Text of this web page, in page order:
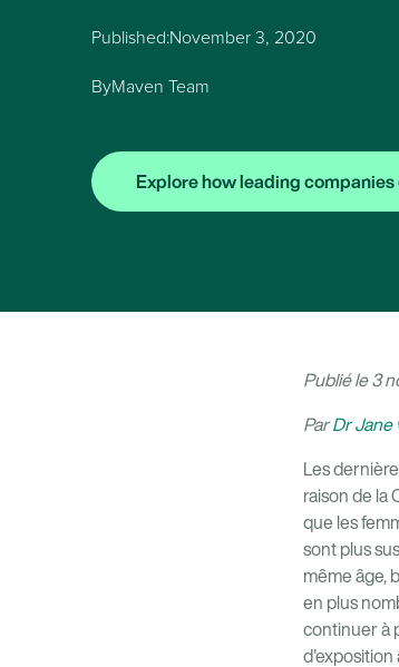
Published:November 3, 2020
ByMaven Team
Explore how leading
Publié le 3
ParDr Jane
Les
raison de la
que les
sont plus
même âge,
en plus
continuer à
d'exposition